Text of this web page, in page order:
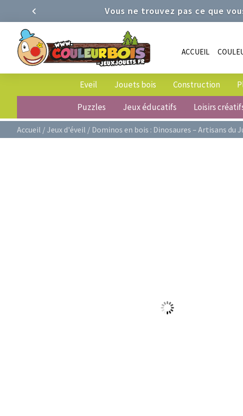
Vous ne trouvez pas ce que
ACCUEIL
Eveil Jouets bois Construction
Puzzles Jeux éducatifs Loisirs
Accueil / Jeux d'éveil / Dominos en bois : Dinosaures – Artisans du